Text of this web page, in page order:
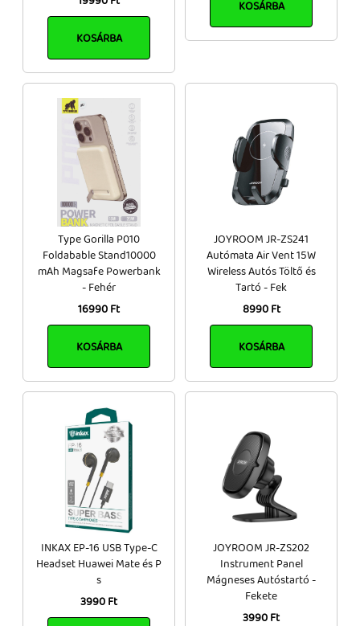
KOSÁRBA
KOSÁRBA
Type Gorilla P010
Foldabable Stand10000
mAh Magsafe Powerbank
- Fehér
16990 Ft
KOSÁRBA
JOYROOM JR-ZS241
Autómata Air Vent 15W
Wireless Autós Töltő és
Tartó - Fek
8990 Ft
KOSÁRBA
INKAX EP-16 USB Type-C
Headset Huawei Mate és P
s
3990 Ft
JOYROOM JR-ZS202
Instrument Panel
Mágneses Autóstartó -
Fekete
3990 Ft